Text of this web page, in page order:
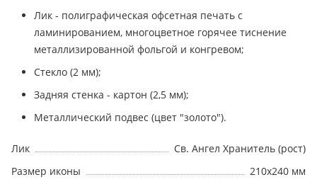
Лик - полиграфическая офсетная печать с
ламинированием, многоцветное горячее тиснение
металлизированной фольгой и конгревом;
Стекло (2 мм);
Задняя стенка - картон (2,5 мм);
Металлический подвес (цвет "золото").
Лик
Св. Ангел Хранитель (рост)
Размер иконы
210х240 мм